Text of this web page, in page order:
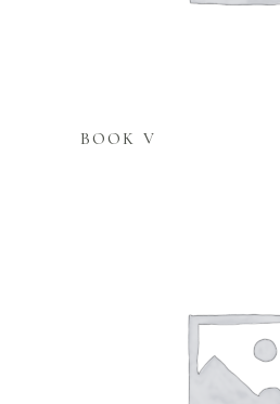
BOOK V